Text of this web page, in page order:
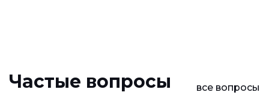
Частые вопросы все вопросы